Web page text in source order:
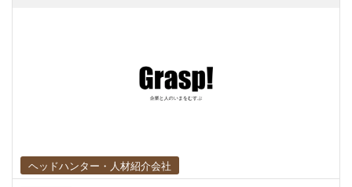
ヘッドハンター・人材紹介会社